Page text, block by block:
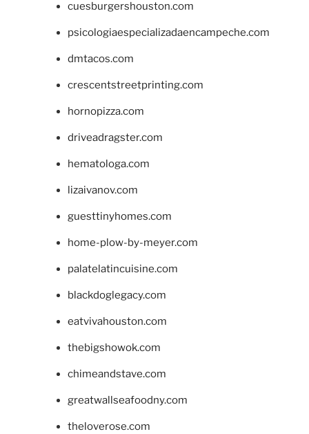
cuesburgershouston.com
psicologiaespecializadaencampeche.com
dmtacos.com
crescentstreetprinting.com
hornopizza.com
driveadragster.com
hematologa.com
lizaivanov.com
guesttinyhomes.com
home-plow-by-meyer.com
palatelatincuisine.com
blackdoglegacy.com
eatvivahouston.com
thebigshowok.com
chimeandstave.com
greatwallseafoodny.com
theloverose.com